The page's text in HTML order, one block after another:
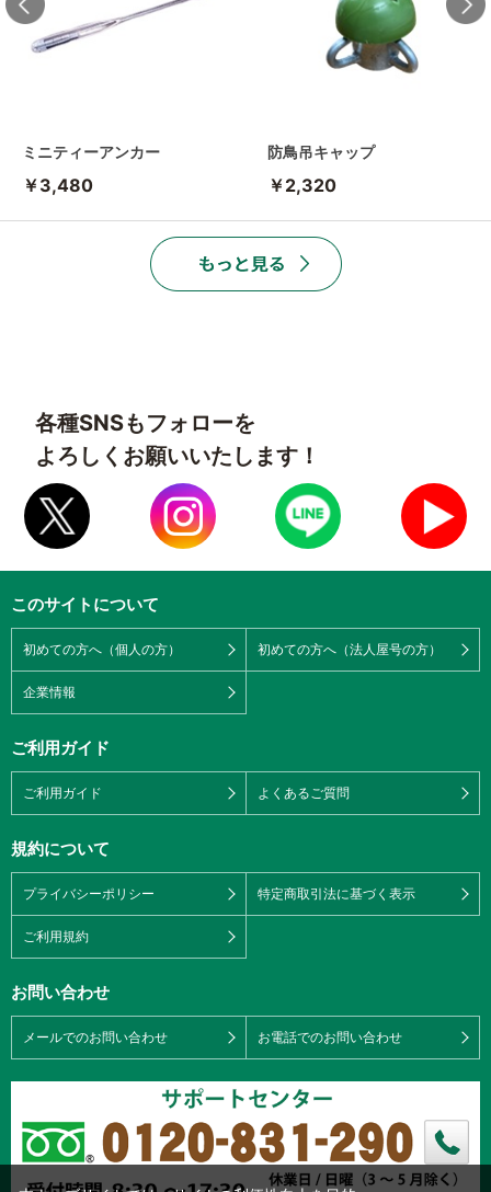
ミニティーアンカー
￥3,480
防鳥吊キャップ
￥2,320
各種SNSもフォローを
よろしくお願いいたします！
このサイトについて
初めての方へ（個人の方） 初めての方へ（法人屋号の方）
企業情報
ご利用ガイド
ご利用ガイド よくあるご質問
規約について
プライバシーポリシー 特定商取引法に基づく表示
ご利用規約
お問い合わせ
メールでのお問い合わせ お電話でのお問い合わせ